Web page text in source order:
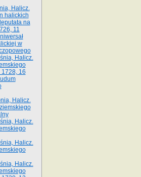
Halicz.
halickich
na
11
w
Halicz.
16
Halicz.
Halicz.
Halicz.
Halicz.